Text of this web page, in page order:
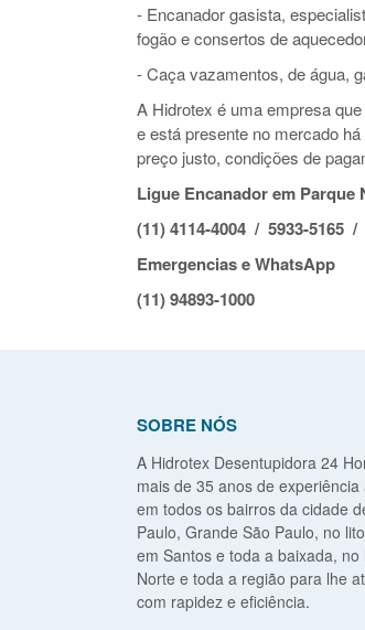
- Encanador gasista,
fogão e consertos de
- Caça vazamentos, de água,
A Hidrotex é uma empresa
e está presente no mercado
preço justo, condições de
Ligue Encanador em Parque
(11) 4114-4004 / 5933-5165 /
Emergencias e WhatsApp
(11) 94893-1000
SOBRE NÓS
A Hidrotex Desentupidora 24
mais de 35 anos de experiência
em todos os bairros da cidade
Paulo, Grande São Paulo, no
em Santos e toda a baixada, no
Norte e toda a região para lhe
com rapidez e eficiência.